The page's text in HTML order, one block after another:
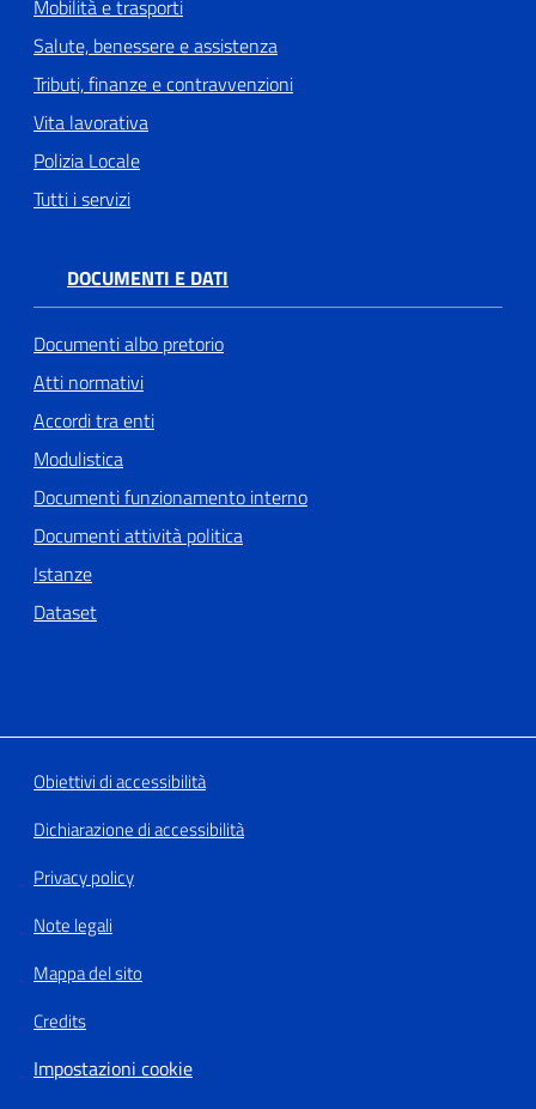
Mobilità e trasporti
Salute, benessere e assistenza
Tributi, finanze e contravvenzioni
Vita lavorativa
Polizia Locale
Tutti i servizi
DOCUMENTI E DATI
Documenti albo pretorio
Atti normativi
Accordi tra enti
Modulistica
Documenti funzionamento interno
Documenti attività politica
Istanze
Dataset
Obiettivi di accessibilità
Dichiarazione di accessibilità
Privacy policy
Note legali
Mappa del sito
Credits
Impostazioni cookie